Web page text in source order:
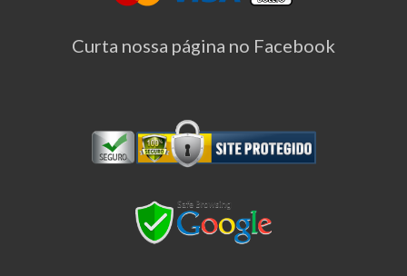
Curta nossa página no Facebook